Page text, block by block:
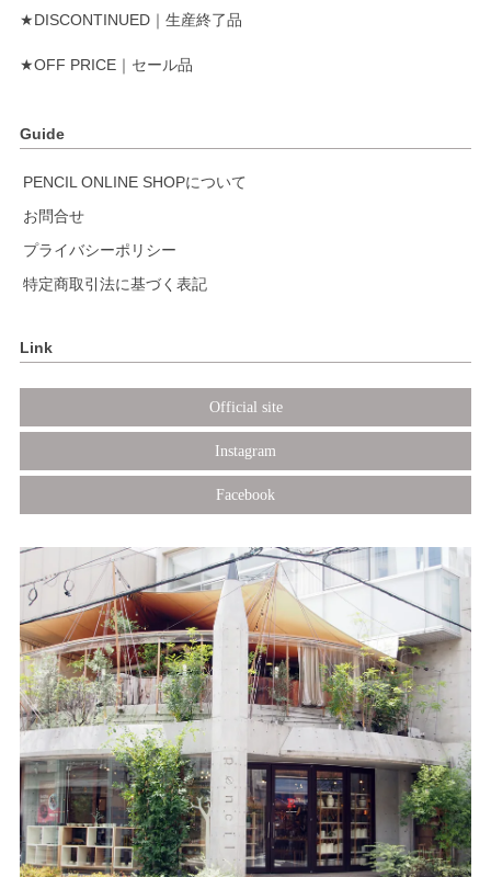
★DISCONTINUED｜生産終了品
★OFF PRICE｜セール品
Guide
PENCIL ONLINE SHOPについて
お問合せ
プライバシーポリシー
特定商取引法に基づく表記
Link
Official site
Instagram
Facebook